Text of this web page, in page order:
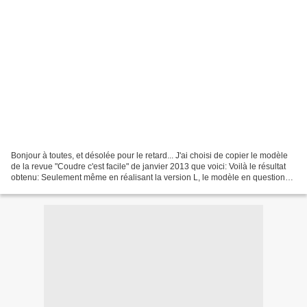
Bonjour à toutes, et désolée pour le retard... J'ai choisi de copier le modèle
de la revue "Coudre c'est facile" de janvier 2013 que voici: Voilà le résultat
obtenu: Seulement même en réalisant la version L, le modèle en question